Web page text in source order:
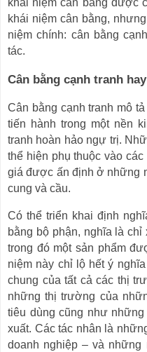
khái niệm cân bằng được
khái niệm cân bằng,
niệm chính: cân bằng
tác.
Cân bằng cạnh tranh
Cân bằng cạnh tranh mô
tiến hành trong một nền
tranh hoàn hảo ngự trị.
thể hiện phụ thuộc vào
giá được ấn định ở những
cung và cầu.
Có thể triển khai định
bằng bộ phận, nghĩa là
trong đó một sản phẩm
niệm này chỉ lộ hết ý
chung của tất cả các thị
những thị trường của
tiêu dùng cũng như
xuất. Các tác nhân là
doanh nghiệp–và những